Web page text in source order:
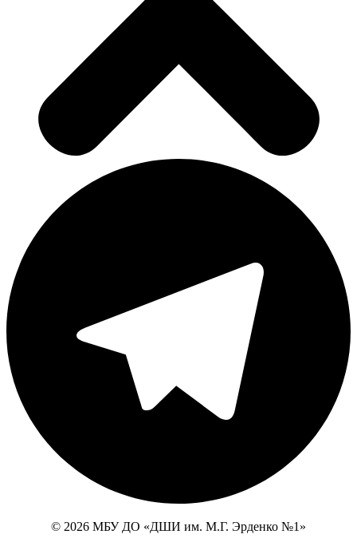
© 2026 МБУ ДО «ДШИ им. М.Г. Эрденко №1»